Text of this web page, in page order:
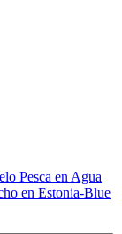
Pesca en Agua
en Estonia-Blue